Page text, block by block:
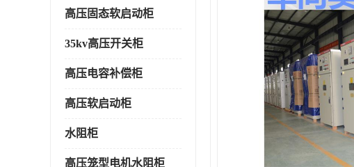
高压固态软启动柜
35kv高压开关柜
高压电容补偿柜
高压软启动柜
水阻柜
高压笼型电机水阻柜